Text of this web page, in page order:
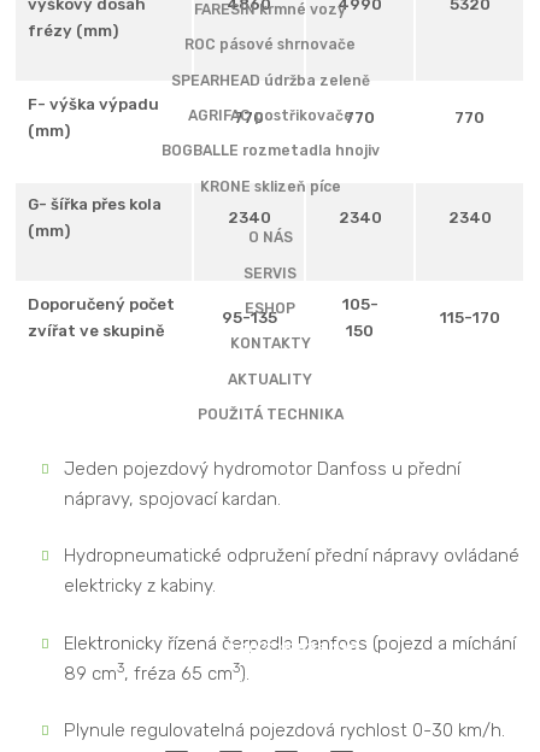
Režim ECOMIX snižuje otáčky spalovacího motoru při
sníženém zatížení během frézování a míchání z 2300 na 1500
min-1, čímž lze během těchto operací dosáhnout úspory
paliva až 20%.
Nápravy Carraro 26.25, každá s únosností 12t při 30
km/h, brzdy v olejové lázni v přední nápravě,
samosvorný uzávěr diferenciálu přední nápravy.
Jeden pojezdový hydromotor Danfoss u přední
nápravy, spojovací kardan.
Hydropneumatické odpružení přední nápravy ovládané
elektricky z kabiny.
Elektronicky řízená čerpadla Danfoss (pojezd a míchání
89 cm3, fréza 65 cm3).
Plynule regulovatelná pojezdová rychlost 0-30 km/h.
výškový dosah
frézy (mm)
4860 4990 5320
F- výška výpadu
(mm)
770 770 770
G- šířka přes kola
(mm)
2340 2340 2340
Doporučený počet
zvířat ve skupině
95-135
105-
150
115-170
FARESIN krmné vozy
ROC pásové shrnovače
SPEARHEAD údržba zeleně
AGRIFAC postřikovače
BOGBALLE rozmetadla hnojiv
KRONE sklizeň píce
O NÁS
SERVIS
ESHOP
KONTAKTY
AKTUALITY
POUŽITÁ TECHNIKA
Kde nás najdete:
289 21 Kostomlaty nad Labem
+420 325 538 120
info@dagros.cz